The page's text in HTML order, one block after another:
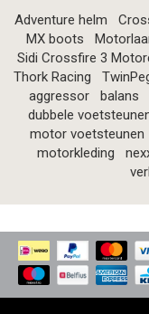
Adventure helm
MX boots
Sidi Crossfire 3
Thork Racing
aggressor
balans
dubbele
motor voetsteunen
motorkleding